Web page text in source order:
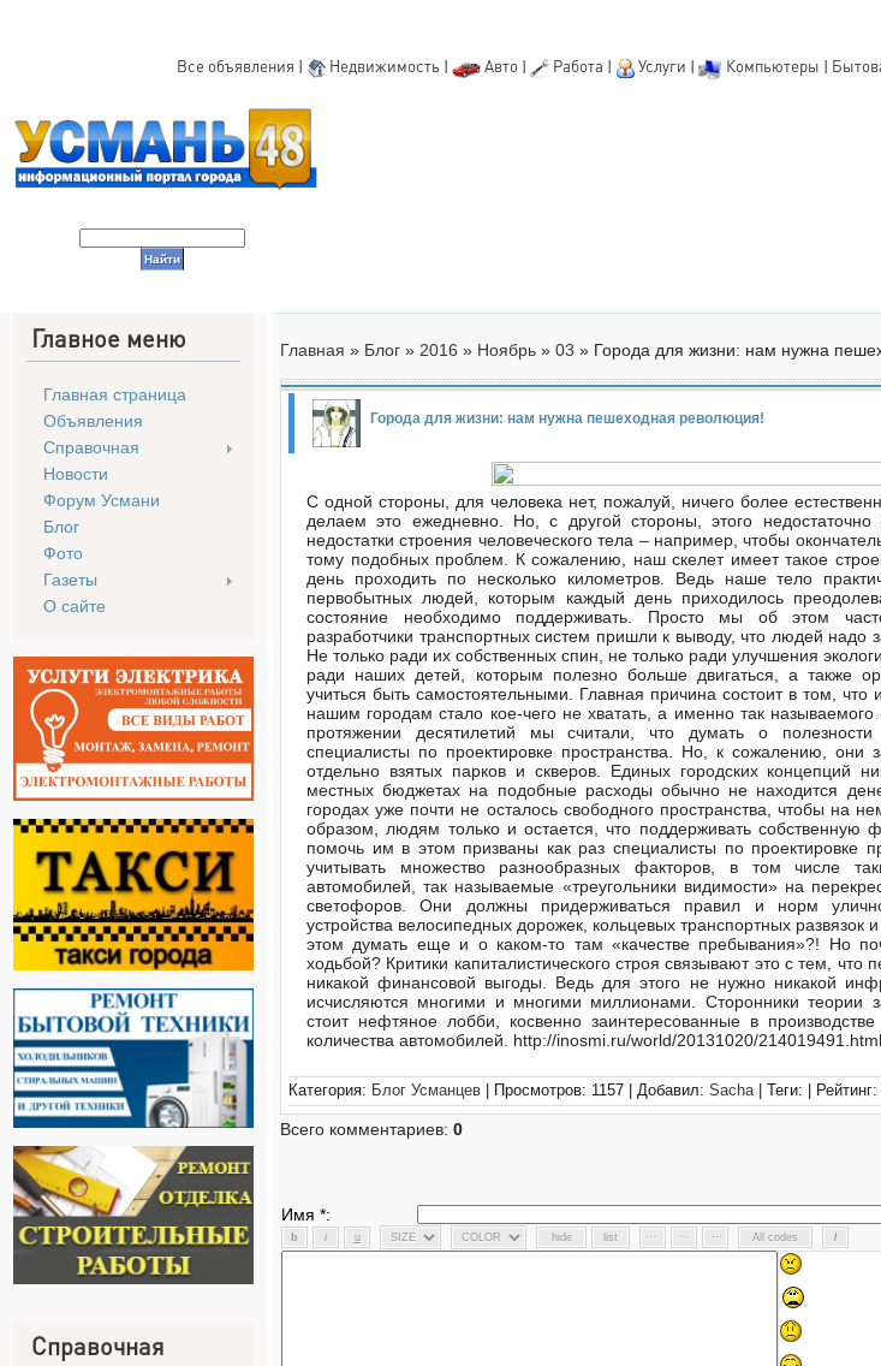
Все объявления | Недвижимость | Авто| Работа | Услуги | Компьютеры |
Главное меню
Главная страница
Объявления
Справочная
Новости
Форум Усмани
Блог
Фото
Газеты
О сайте
Справочная
Главная » Блог » 2016 » Ноябрь » 03 » Города для жизни: нам нужна
Города для жизни: нам нужна пешеходная революция!
С одной стороны, для человека нет, пожалуй, ничего более
делаем это ежедневно. Но, с другой стороны, этого недостаточно
недостатки строения человеческого тела – например, чтобы
тому подобных проблем. К сожалению, наш скелет имеет такое
день проходить по несколько километров. Ведь наше тело
первобытных людей, которым каждый день приходилось
состояние необходимо поддерживать. Просто мы об этом
разработчики транспортных систем пришли к выводу, что людей надо
Не только ради их собственных спин, не только ради улучшения
ради наших детей, которым полезно больше двигаться, а также
учиться быть самостоятельными. Главная причина состоит в том, что
нашим городам стало кое-чего не хватать, а именно так
протяжении десятилетий мы считали, что думать о
специалисты по проектировке пространства. Но, к сожалению, они
отдельно взятых парков и скверов. Единых городских концепций
местных бюджетах на подобные расходы обычно не находится
городах уже почти не осталось свободного пространства, чтобы на
образом, людям только и остается, что поддерживать собственную
помочь им в этом призваны как раз специалисты по проектировке
учитывать множество разнообразных факторов, в том числе
автомобилей, так называемые «треугольники видимости» на
светофоров. Они должны придерживаться правил и норм
устройства велосипедных дорожек, кольцевых транспортных
этом думать еще и о каком-то там «качестве пребывания»?! Но
ходьбой? Критики капиталистического строя связывают это с тем,
никакой финансовой выгоды. Ведь для этого не нужно никакой
исчисляются многими и многими миллионами. Сторонники теории
стоит нефтяное лобби, косвенно заинтересованные в
количества автомобилей. http://inosmi.ru/world/20131020/214019491.html
Категория: Блог Усманцев | Просмотров: 1157 | Добавил: Sacha| Теги: | Рейтинг:
Всего комментариев: 0
Имя *: